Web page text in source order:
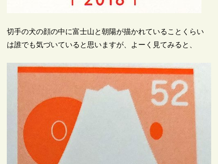
切手の犬の顔の中に富士山と朝陽が描かれていることくらい
は誰でも気づいていると思いますが、よーく見てみると、